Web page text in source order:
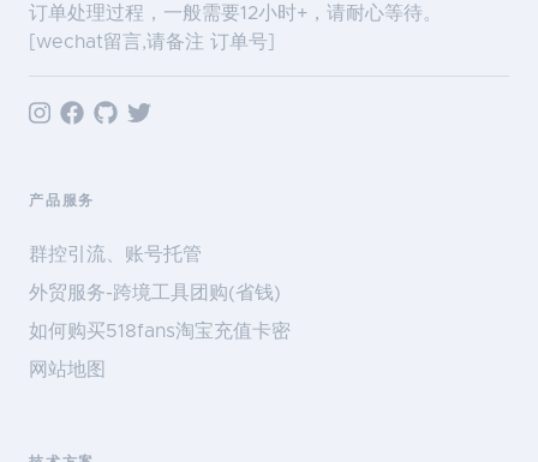
订单处理过程，一般需要12小时+，请耐心等待。
[wechat留言,请备注 订单号]
产品服务
群控引流、账号托管
外贸服务-跨境工具团购(省钱)
如何购买518fans淘宝充值卡密
网站地图